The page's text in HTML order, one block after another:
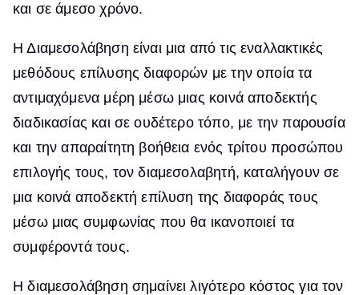
και σε άμεσο χρόνο.
Η Διαμεσολάβηση είναι μια από τις εναλλακτικές
μεθόδους επίλυσης διαφορών με την οποία τα
αντιμαχόμενα μέρη μέσω μιας κοινά αποδεκτής
διαδικασίας και σε ουδέτερο τόπο, με την παρουσία
και την απαραίτητη βοήθεια ενός τρίτου προσώπου
επιλογής τους, τον διαμεσολαβητή, καταλήγουν σε
μια κοινά αποδεκτή επίλυση της διαφοράς τους
μέσω μιας συμφωνίας που θα ικανοποιεί τα
συμφέροντά τους.
Η διαμεσολάβηση σημαίνει λιγότερο κόστος για τον